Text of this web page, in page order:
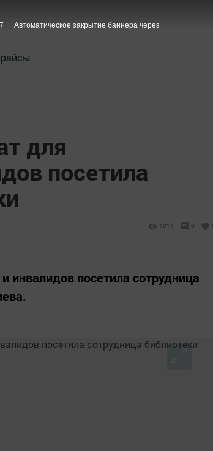
для
посетила
1011 0
инвалидов посетила сотрудница
6 Автоматическое закрытие баннера через